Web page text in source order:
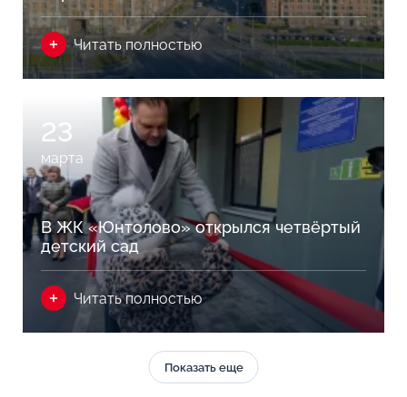
Читать полностью
23
марта
В ЖК «Юнтолово» открылся четвёртый
детский сад
Читать полностью
Показать еще